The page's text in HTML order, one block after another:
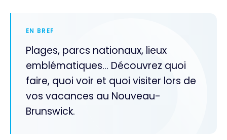
EN BREF
Plages, parcs nationaux, lieux
emblématiques… Découvrez quoi
faire, quoi voir et quoi visiter lors de
vos vacances au Nouveau-
Brunswick.